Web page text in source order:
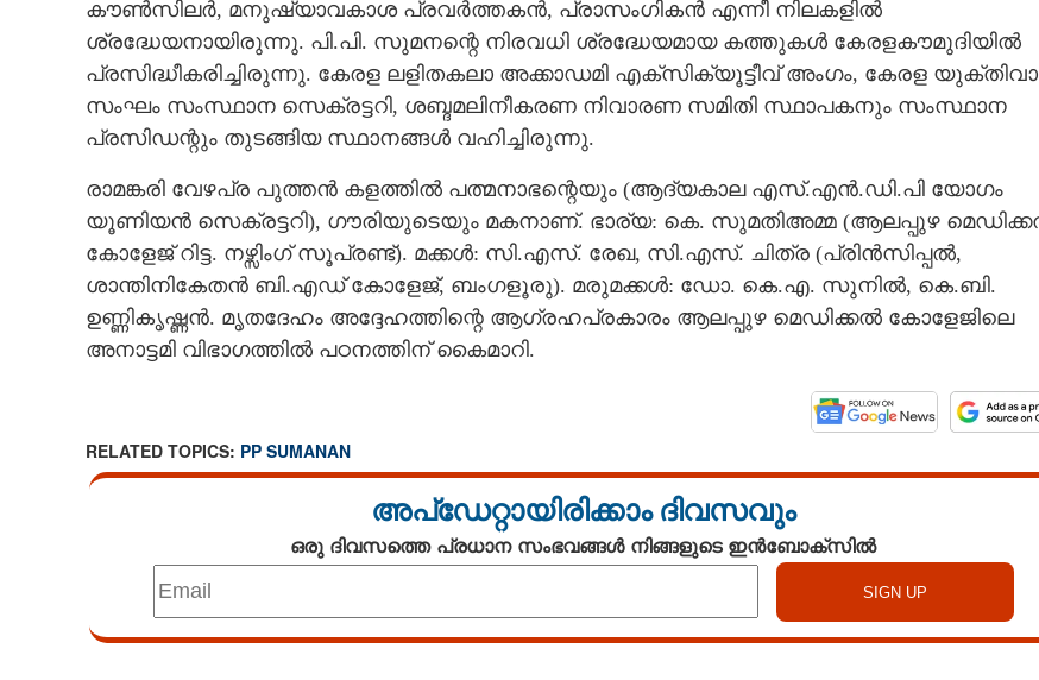
കൗൺസിലർ, മനുഷ്യാവകാശ പ്രവർത്തകൻ, പ്രാസംഗികൻ എന്നീ നിലകളിൽ
ശ്രദ്ധേയനായിരുന്നു. പി.പി. സുമനന്റെ നിരവധി ശ്രദ്ധേയമായ കത്തുകൾ കേരളകൗമുദിയിൽ
പ്രസിദ്ധീകരിച്ചിരുന്നു. കേരള ലളിതകലാ അക്കാഡമി എക്സിക്യൂട്ടീവ് അംഗം, കേരള
സംഘം സംസ്ഥാന സെക്രട്ടറി, ശബ്ദമലിനീകരണ നിവാരണ സമിതി സ്ഥാപകനും സംസ്ഥാന
പ്രസിഡന്റും തുടങ്ങിയ സ്ഥാനങ്ങൾ വഹിച്ചിരുന്നു.
രാമങ്കരി വേഴപ്ര പുത്തൻ കളത്തിൽ പത്മനാഭന്റെയും (ആദ്യകാല എസ്.എൻ.ഡി.പി യോഗം
യൂണിയൻ സെക്രട്ടറി), ഗൗരിയുടെയും മകനാണ്. ഭാര്യ: കെ. സുമതിഅമ്മ (ആലപ്പുഴ
കോളേജ് റിട്ട. നഴ്സിംഗ് സൂപ്രണ്ട്). മക്കൾ: സി.എസ്. രേഖ, സി.എസ്. ചിത്ര (പ്രിൻസിപ്പൽ,
ശാന്തിനികേതൻ ബി.എഡ് കോളേജ്, ബംഗളൂരു). മരുമക്കൾ: ഡോ. കെ.എ. സുനിൽ, കെ.ബി.
ഉണ്ണികൃഷ്ണൻ. മ‌ൃതദേഹം അദ്ദേഹത്തിന്റെ ആഗ്രഹപ്രകാരം ആലപ്പുഴ മെഡിക്കൽ കോളേജിലെ
അനാട്ടമി വിഭാഗത്തിൽ പഠനത്തിന് കൈമാറി.
RELATED TOPICS: PP SUMANAN
അപ്ഡേറ്റായിരിക്കാം ദിവസവും
ഒരു ദിവസത്തെ പ്രധാന സംഭവങ്ങൾ നിങ്ങളുടെ ഇൻബോക്സിൽ